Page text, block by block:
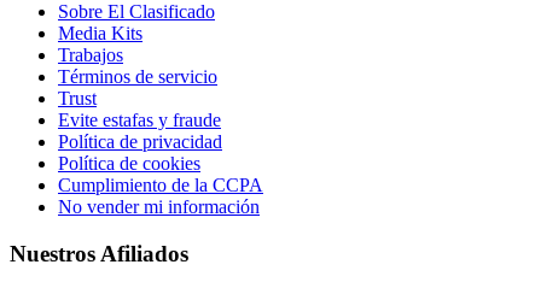
Sobre El Clasificado
Media Kits
Trabajos
Términos de servicio
Trust
Evite estafas y fraude
Política de privacidad
Política de cookies
Cumplimiento de la CCPA
No vender mi información
Nuestros Afiliados